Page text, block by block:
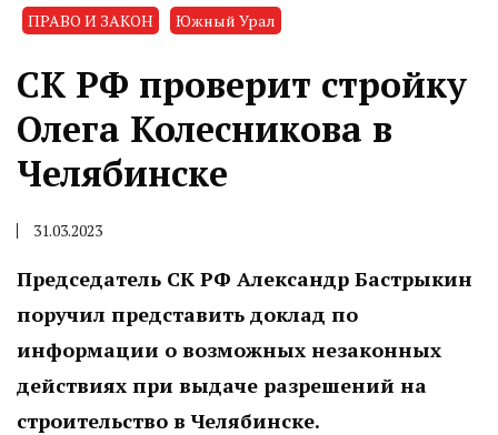
ПРАВО И ЗАКОН Южный Урал
СК РФ проверит стройку
Олега Колесникова в
Челябинске
31.03.2023
Председатель СК РФ Александр Бастрыкин
поручил представить доклад по
информации о возможных незаконных
действиях при выдаче разрешений на
строительство в Челябинске.